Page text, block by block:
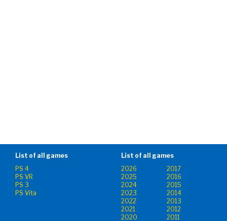
List of all games
PS 4
PS VR
PS 3
PS Vita
List of all games
2026
2017
2025
2016
2024
2015
2023
2014
2022
2013
2021
2012
2020
2011